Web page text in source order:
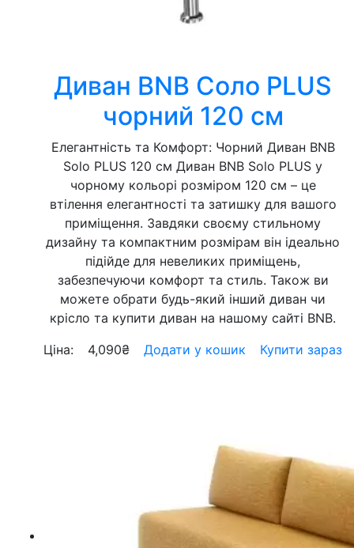
Диван BNB Соло PLUS
чорний 120 см
Елегантність та Комфорт: Чорний Диван BNB
Solo PLUS 120 см Диван BNB Solo PLUS у
чорному кольорі розміром 120 см – це
втілення елегантності та затишку для вашого
приміщення. Завдяки своєму стильному
дизайну та компактним розмірам він ідеально
підійде для невеликих приміщень,
забезпечуючи комфорт та стиль. Також ви
можете обрати будь-який інший диван чи
крісло та купити диван на нашому сайті BNB.
Ціна:
4,090₴ Додати у кошик Купити зараз